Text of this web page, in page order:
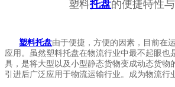
塑料托盘的便捷特性
塑料托盘由于便捷，方便的因素，目前在
应用。虽然塑料托盘在物流行业中最不起眼也
具，是将大型以及小型静态货物变成动态货物
引进后广泛应用于物流运输行业。成为物流行